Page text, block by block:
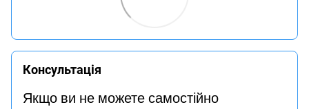
Консультація
Якщо ви не можете самостійно